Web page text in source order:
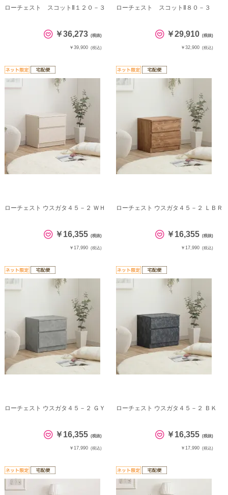
ローチェスト スコットⅡ１２０－３
￥36,273 (税抜)
￥39,900 (税込)
ローチェスト スコットⅡ８０－３
￥29,910 (税抜)
￥32,900 (税込)
ローチェスト ウスガタ４５－２ ＷＨ
￥16,355 (税抜)
￥17,990 (税込)
ローチェスト ウスガタ４５－２ ＬＢＲ
￥16,355 (税抜)
￥17,990 (税込)
ローチェスト ウスガタ４５－２ ＧＹ
￥16,355 (税抜)
￥17,990 (税込)
ローチェスト ウスガタ４５－２ ＢＫ
￥16,355 (税抜)
￥17,990 (税込)